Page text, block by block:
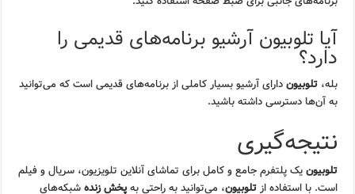
آیا تلوبیون آرشیو برنامه‌های قدیمی را
دارد؟
بله،تلوبیوندارای آرشیو بسیار کاملی از برنامه‌های قدیمی است که می‌توانید
به آن‌ها دسترسی داشته باشید.
نتیجه‌گیری
تلوبیونیک پلتفرم جامع و کامل برای تماشای آنلاین تلویزیون، سریال و فیلم
است. با استفاده ازتلوبیون، می‌توانید به راحتی بهپخش زندهشبکه‌های